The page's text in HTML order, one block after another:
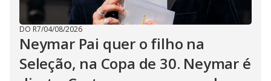
DO R7/04/08/2026
Neymar Pai quer o filho na
Seleção, na Copa de 30. Neymar é